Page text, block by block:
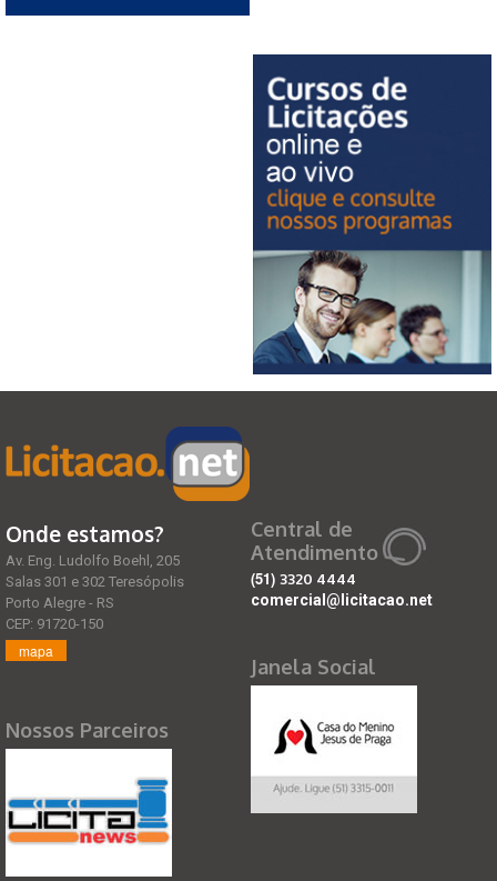
Onde estamos?
Av. Eng. Ludolfo Boehl, 205
Salas 301 e 302 Teresópolis
Porto Alegre - RS
CEP: 91720-150
mapa
Nossos Parceiros
Central de
Atendimento
(51) 3320 4444
comercial@licitacao.net
Janela Social